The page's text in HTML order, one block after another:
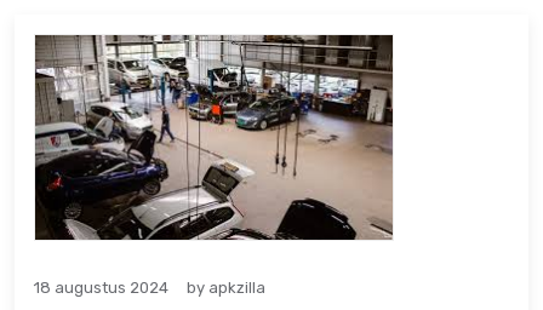
18 augustus 2024 by apkzilla